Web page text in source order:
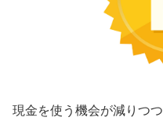
現金を使う機会が減りつ